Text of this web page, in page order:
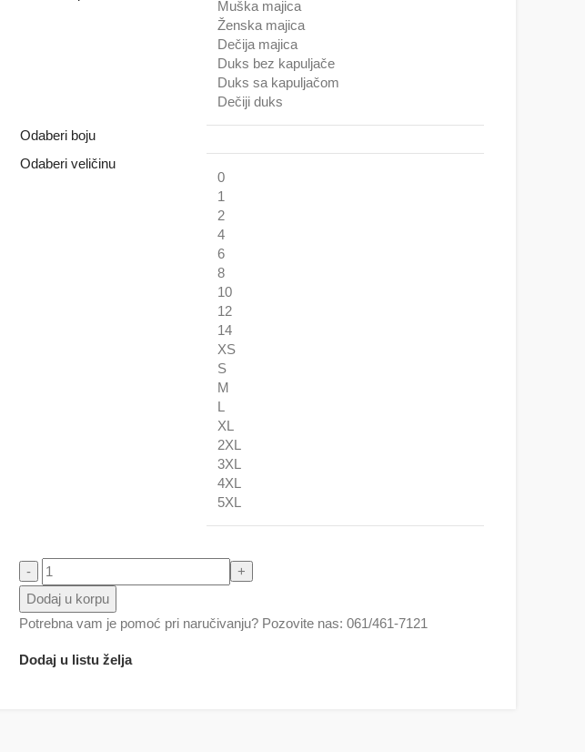
Muška majica
Ženska majica
Dečija majica
Duks bez kapuljače
Duks sa kapuljačom
Dečiji duks
Odaberi boju
Odaberi veličinu
0
1
2
4
6
8
10
12
14
XS
S
M
L
XL
2XL
3XL
4XL
5XL
Kuma žedna količina
Dodaj u korpu
Potrebna vam je pomoć pri naručivanju? Pozovite nas: 061/461-7121
Dodaj u listu želja